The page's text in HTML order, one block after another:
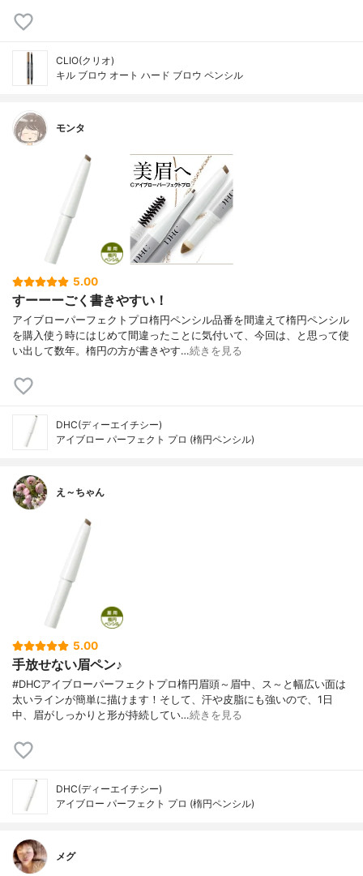
CLIO(クリオ)
キル ブロウ オート ハード ブロウ ペンシル
モンタ
5.00
すーーーごく書きやすい！
アイブローパーフェクトプロ楕円ペンシル品番を間違えて楕円ペンシル
を購入使う時にはじめて間違ったことに気付いて、今回は、と思って使
い出して数年。楕円の方が書きやす…続きを見る
DHC(ディーエイチシー)
アイブロー パーフェクト プロ (楕円ペンシル)
え～ちゃん
5.00
手放せない眉ペン♪
#DHCアイブローパーフェクトプロ楕円眉頭～眉中、ス～と幅広い面は
太いラインが簡単に描けます！そして、汗や皮脂にも強いので、1日
中、眉がしっかりと形が持続してい…続きを見る
DHC(ディーエイチシー)
アイブロー パーフェクト プロ (楕円ペンシル)
メグ